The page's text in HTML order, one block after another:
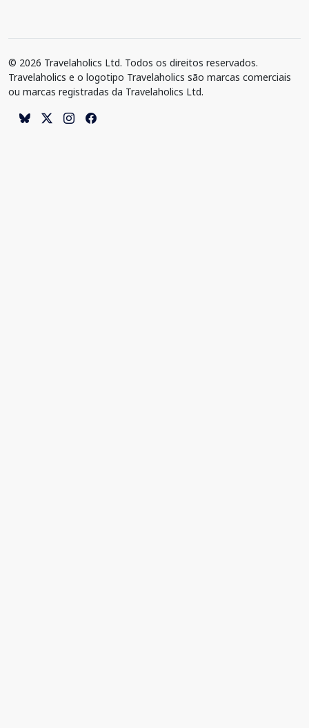
© 2026 Travelaholics Ltd. Todos os direitos reservados.
Travelaholics e o logotipo Travelaholics são marcas comerciais
ou marcas registradas da Travelaholics Ltd.